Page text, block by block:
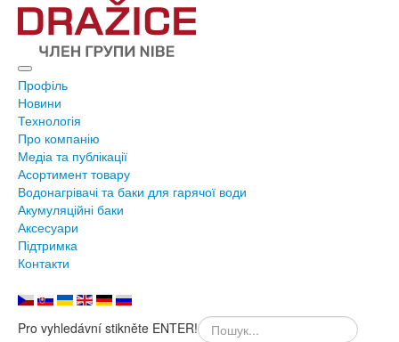
Профіль
Новини
Технологія
Про компанію
Медіа та публікації
Асортимент товару
Водонагрівачі та баки для гарячої води
Акумуляційні баки
Аксесуари
Підтримка
Контакти
Pro vyhledávní stikněte ENTER!